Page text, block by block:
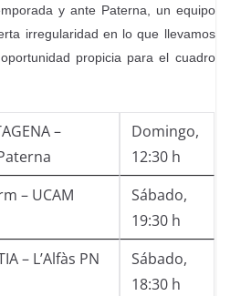
y ante Paterna, un equipo
irregularidad en lo que llevamos
propicia para el cuadro
–
Domingo,
12:30 h
– UCAM
Sábado,
19:30 h
– L’Alfàs PN
Sábado,
18:30 h